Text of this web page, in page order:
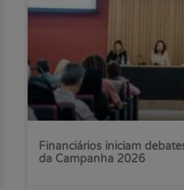
Financiários iniciam
da Campanha 2026